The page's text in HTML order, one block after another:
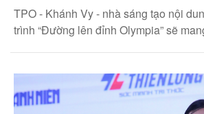
TPO - Khánh Vy - nhà sáng tạo nội
trình “Đường lên đỉnh Olympia” sẽ
các sĩ tử thông qua series “Tư vấn tâm
cùng MC Khánh Vy”.